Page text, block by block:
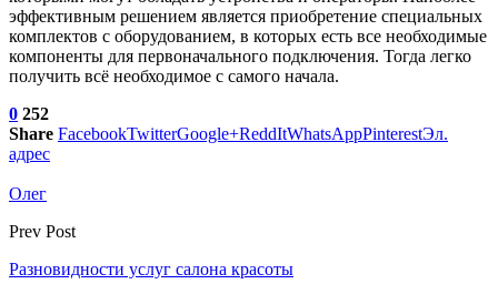
эффективным решением является приобретение специальных
комплектов с оборудованием, в которых есть все необходимые
компоненты для первоначального подключения. Тогда легко
получить всё необходимое с самого начала.
0 252
Share FacebookTwitterGoogle+ReddItWhatsAppPinterestЭл.
адрес
Олег
Prev Post
Разновидности услуг салона красоты